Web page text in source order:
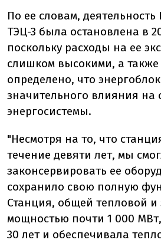
По ее словам,
ТЭЦ-3 была остановлена в
поскольку расходы на ее
слишком высокими, а
определено, что
значительного влияния на
энергосистемы.
"Несмотря на то, что
течение девяти лет, мы
законсервировать ее
сохранило свою полную
Станция, общей тепловой и
мощностью почти 1 000
30 лет и обеспечивала